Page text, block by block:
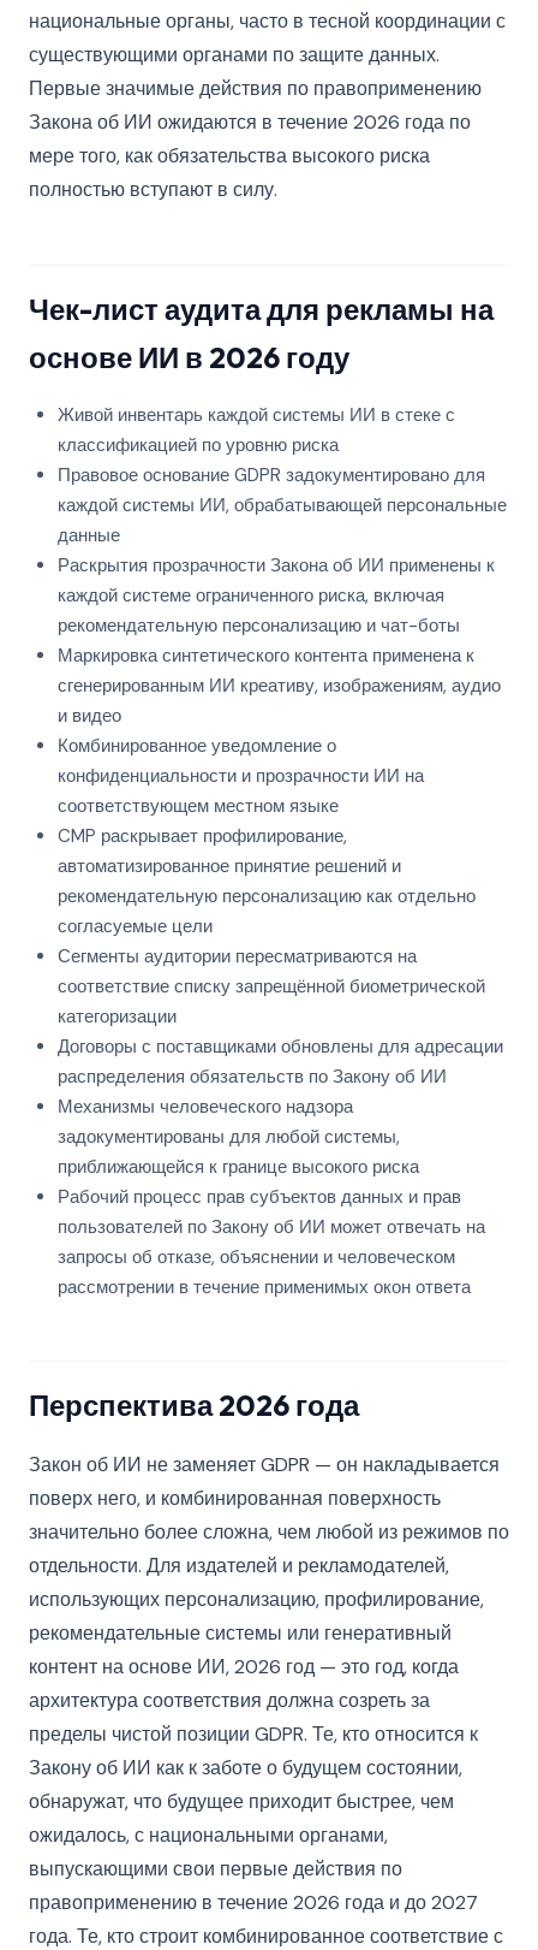
национальные органы, часто в тесной координации с
существующими органами по защите данных.
Первые значимые действия по правоприменению
Закона об ИИ ожидаются в течение 2026 года по
мере того, как обязательства высокого риска
полностью вступают в силу.
Чек-лист аудита для рекламы на
основе ИИ в 2026 году
Живой инвентарь каждой системы ИИ в стеке с
классификацией по уровню риска
Правовое основание GDPR задокументировано для
каждой системы ИИ, обрабатывающей персональные
данные
Раскрытия прозрачности Закона об ИИ применены к
каждой системе ограниченного риска, включая
рекомендательную персонализацию и чат-боты
Маркировка синтетического контента применена к
сгенерированным ИИ креативу, изображениям, аудио
и видео
Комбинированное уведомление о
конфиденциальности и прозрачности ИИ на
соответствующем местном языке
CMP раскрывает профилирование,
автоматизированное принятие решений и
рекомендательную персонализацию как отдельно
согласуемые цели
Сегменты аудитории пересматриваются на
соответствие списку запрещённой биометрической
категоризации
Договоры с поставщиками обновлены для адресации
распределения обязательств по Закону об ИИ
Механизмы человеческого надзора
задокументированы для любой системы,
приближающейся к границе высокого риска
Рабочий процесс прав субъектов данных и прав
пользователей по Закону об ИИ может отвечать на
запросы об отказе, объяснении и человеческом
рассмотрении в течение применимых окон ответа
Перспектива 2026 года
Закон об ИИ не заменяет GDPR — он накладывается
поверх него, и комбинированная поверхность
значительно более сложна, чем любой из режимов по
отдельности. Для издателей и рекламодателей,
использующих персонализацию, профилирование,
рекомендательные системы или генеративный
контент на основе ИИ, 2026 год — это год, когда
архитектура соответствия должна созреть за
пределы чистой позиции GDPR. Те, кто относится к
Закону об ИИ как к заботе о будущем состоянии,
обнаружат, что будущее приходит быстрее, чем
ожидалось, с национальными органами,
выпускающими свои первые действия по
правоприменению в течение 2026 года и до 2027
года. Те, кто строит комбинированное соответствие с